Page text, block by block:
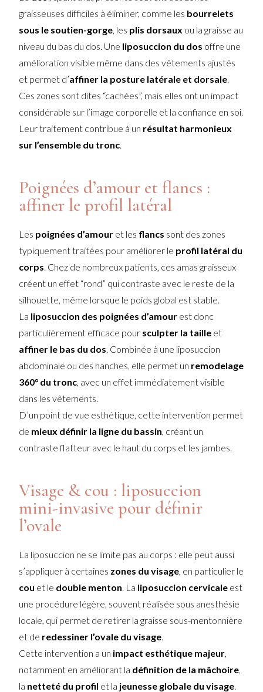
graisseuses difficiles à éliminer, comme les bourrelets
sous le soutien-gorge , les plis dorsaux ou la graisse au
niveau du bas du dos. Une liposuccion du dos offre une
amélioration visible même dans des vêtements ajustés
et permet d’affiner la posture latérale et dorsale
Ces zones sont dites “cachées”, mais elles ont un impact
considérable sur l’image corporelle et la confiance en soi.
Leur traitement contribue à un résultat harmonieux
sur l’ensemble du tronc
Poignées d’amour et flancs :
affiner le profil latéral
Les poignées d’amour et les flancs sont des zones
typiquement traitées pour améliorer le profil latéral du
corps . Chez de nombreux patients, ces amas graisseux
créent un effet “rond” qui contraste avec le reste de la
silhouette, même lorsque le poids global est stable.
La liposuccion des poignées d’amour est donc
particulièrement efficace pour sculpter la taille et
affiner le bas du dos . Combinée à une liposuccion
abdominale ou des hanches, elle permet un remodelage
360° du tronc , avec un effet immédiatement visible
dans les vêtements.
D’un point de vue esthétique, cette intervention permet
de mieux définir la ligne du bassin , créant un
contraste flatteur avec le haut du corps et les jambes.
Visage & cou : liposuccion
mini-invasive pour définir
l’ovale
La liposuccion ne se limite pas au corps : elle peut aussi
s’appliquer à certaines zones du visage , en particulier le
cou et le double menton . La liposuccion cervicale est
une procédure légère, souvent réalisée sous anesthésie
locale, qui permet de retirer la graisse sous-mentonnière
et de redessiner l’ovale du visage
Cette intervention a un impact esthétique majeur
notamment en améliorant la définition de la mâchoire
la netteté du profil et la jeunesse globale du visage